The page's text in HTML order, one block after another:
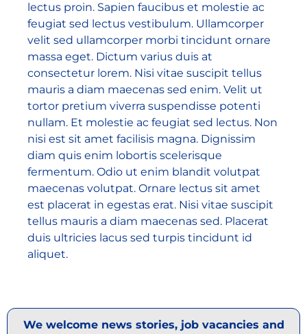
lectus proin. Sapien faucibus et molestie ac
feugiat sed lectus vestibulum. Ullamcorper
velit sed ullamcorper morbi tincidunt ornare
massa eget. Dictum varius duis at
consectetur lorem. Nisi vitae suscipit tellus
mauris a diam maecenas sed enim. Velit ut
tortor pretium viverra suspendisse potenti
nullam. Et molestie ac feugiat sed lectus. Non
nisi est sit amet facilisis magna. Dignissim
diam quis enim lobortis scelerisque
fermentum. Odio ut enim blandit volutpat
maecenas volutpat. Ornare lectus sit amet
est placerat in egestas erat. Nisi vitae suscipit
tellus mauris a diam maecenas sed. Placerat
duis ultricies lacus sed turpis tincidunt id
aliquet.
We welcome news stories, job vacancies and